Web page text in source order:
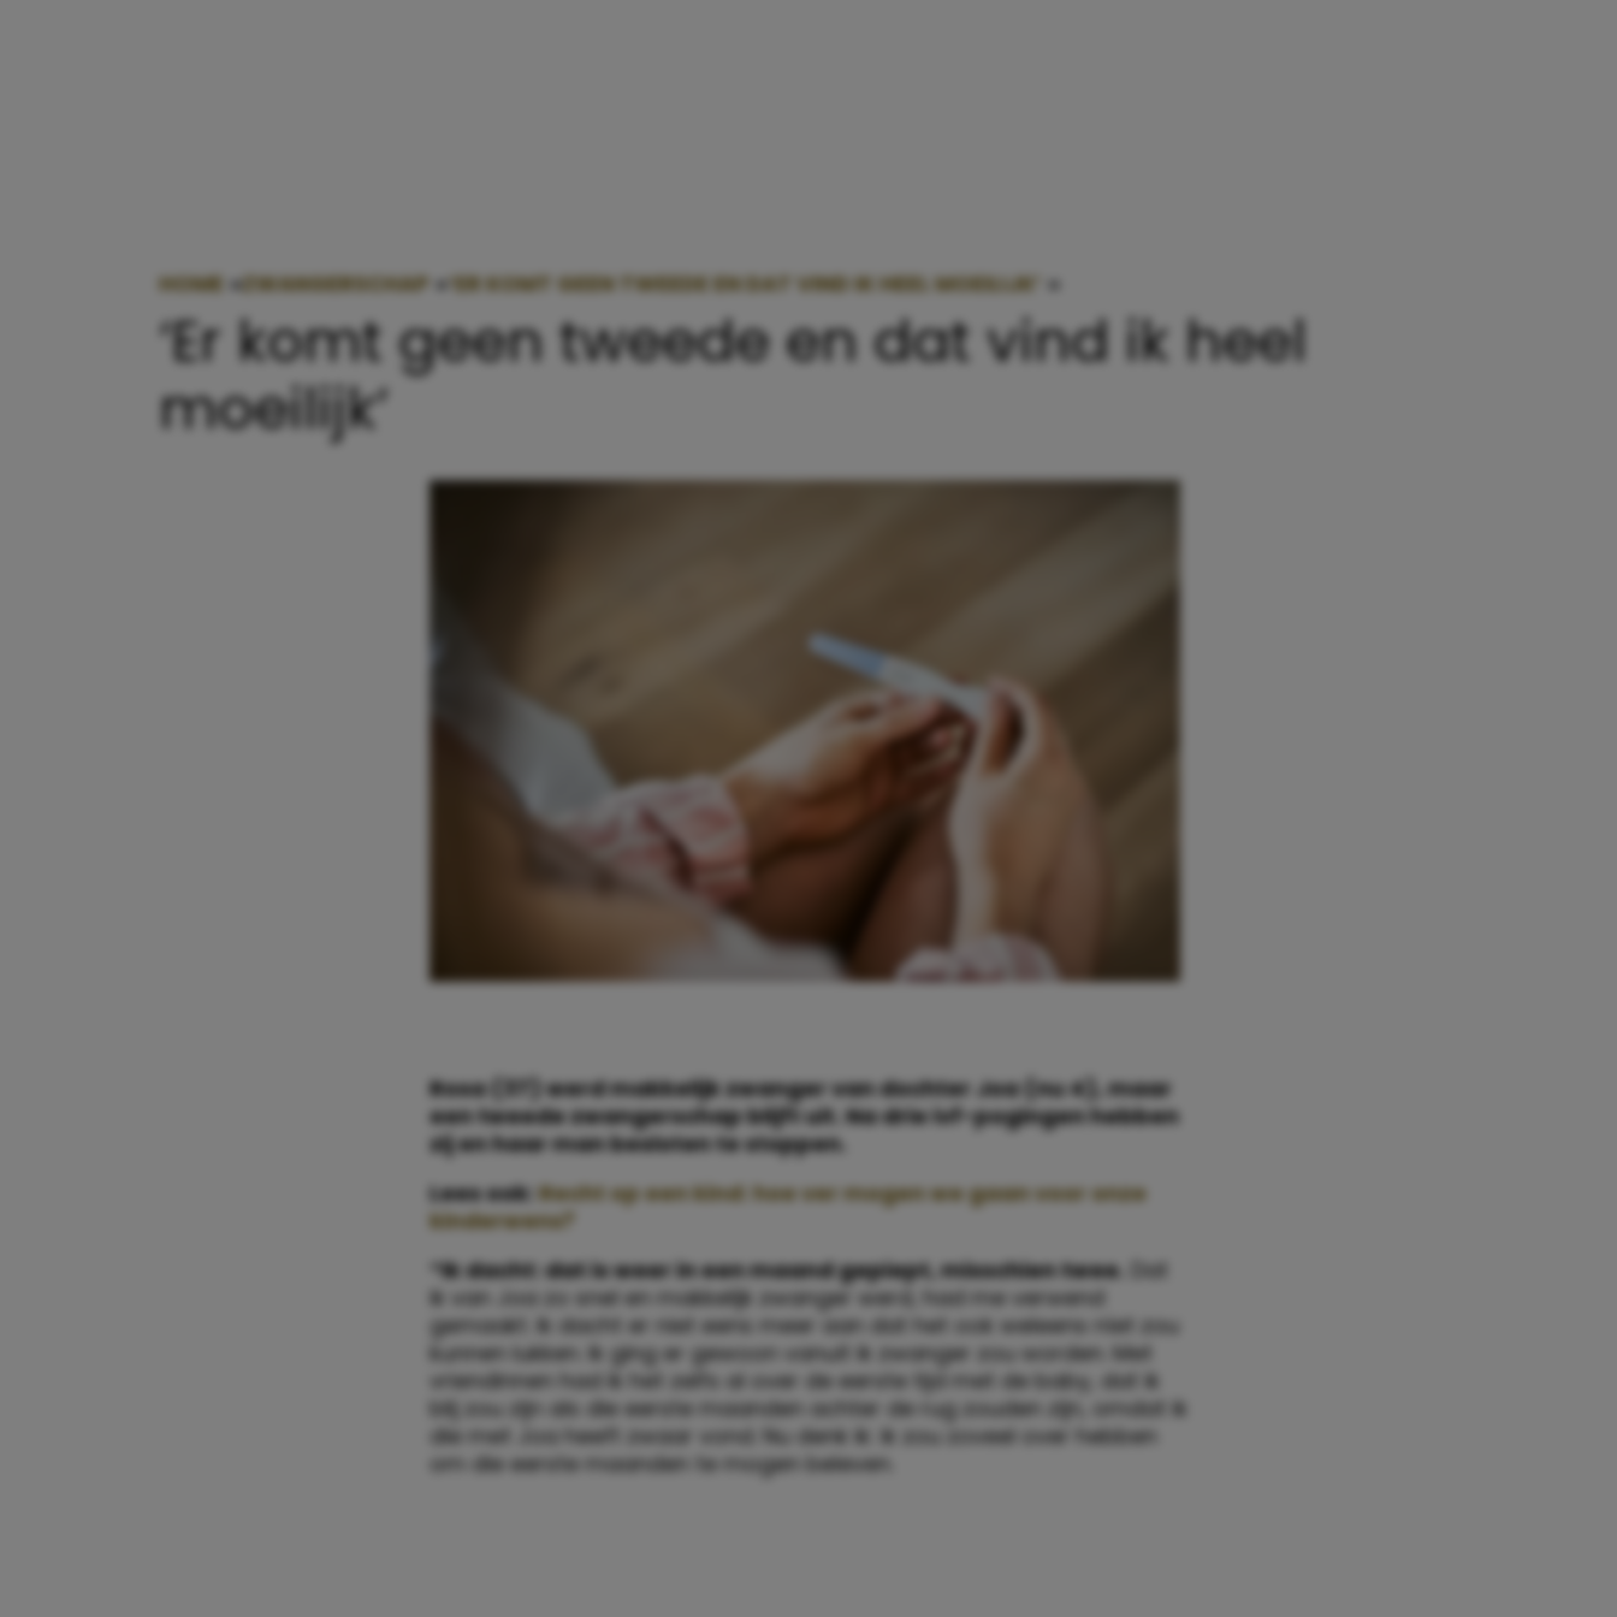
HOME »ZWANGERSCHAP »‘ER KOMT GEEN TWEEDE EN DAT VIND IK HEEL MOEILIJK’ »
‘Er komt geen tweede en dat vind ik heel
moeilijk’
Rosa (37) werd makkelijk zwanger van dochter Joa (nu 4), maar
een tweede zwangerschap blijft uit. Na drie ivf-pogingen hebben
zij en haar man besloten te stoppen.
Lees ook: Recht op een kind: hoe ver mogen we gaan voor onze
kinderwens?
“Ik dacht: dat is weer in een maand gepiept, misschien twee.
Dat
ik van Joa zo snel en makkelijk zwanger werd, had me verwend
gemaakt. Ik dacht er niet eens meer aan dat het ook weleens níet zou
kunnen lukken. Ik ging er gewoon vanuit ik zwanger zou worden. Met
vriendinnen had ik het zelfs al over de eerste tijd met de baby, dat ik
blij zou zijn als die eerste maanden achter de rug zouden zijn, omdat ik
die met Joa heeft zwaar vond. Nu denk ik: ik zou zoveel over hebben
om die eerste maanden te mogen beleven.